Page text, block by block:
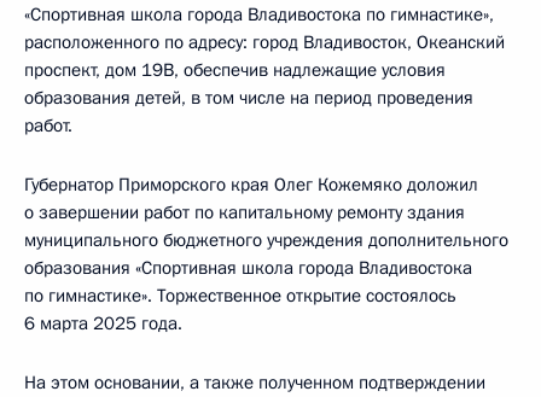
«Спортивная школа города Владивостока по гимнастике»,
расположенного по адресу: город Владивосток, Океанский
проспект, дом 19В, обеспечив надлежащие условия
образования детей, в том числе на период проведения
работ.
Губернатор Приморского края Олег Кожемяко доложил
о завершении работ по капитальному ремонту здания
муниципального бюджетного учреждения дополнительного
образования «Спортивная школа города Владивостока
по гимнастике». Торжественное открытие состоялось
6 марта 2025 года.
На этом основании, а также полученном подтверждении